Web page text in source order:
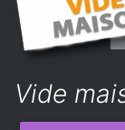
Vide